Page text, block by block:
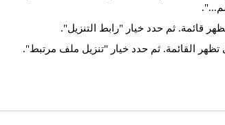
قائمة. ثم حدد خيار "رابط التنزيل".
القائمة. ثم حدد خيار "تنزيل ملف مرتبط".